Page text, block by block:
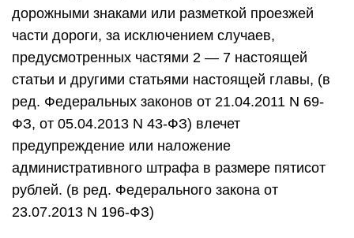
дорожными знаками или разметкой проезжей
части дороги, за исключением случаев,
предусмотренных частями 2 — 7 настоящей
статьи и другими статьями настоящей главы, (в
ред. Федеральных законов от 21.04.2011 N 69-
ФЗ, от 05.04.2013 N 43-ФЗ) влечет
предупреждение или наложение
административного штрафа в размере пятисот
рублей. (в ред. Федерального закона от
23.07.2013 N 196-ФЗ)